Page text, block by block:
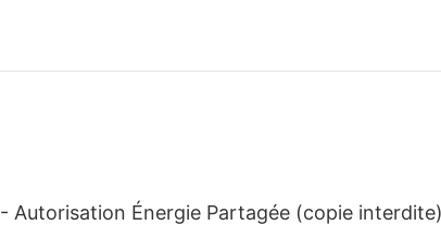
- Autorisation Énergie Partagée (copie interdite)